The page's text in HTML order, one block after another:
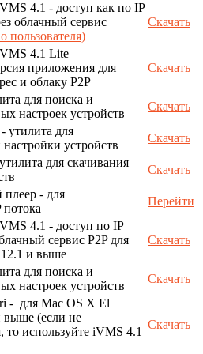
4.1 - доступ как по IP
облачный сервис
пользователя)
Скачать
4.1 Lite
приложения для
и облаку P2P
Скачать
для поиска и
настроек устройств
Скачать
утилита для
устройств
Скачать
для скачивания
Скачать
- для
потока
Перейти
4.1 - доступ по IP
сервис P2P для
и выше
Скачать
для поиска и
настроек устройств
Скачать
- для Mac OS X El
выше (если не
то используйте iVMS 4.1
Скачать